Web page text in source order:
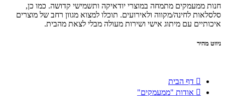
חנות ממעמקים מתמחה במוצרי יודאיקה ותשמישי קדושה. כמו כן,
סלסלאות לחינה/מקווה ולאירועים. תוכלו למצוא מגוון רחב של מוצרים
איכותיים עם מיתוג אישי ושירות מעולה מבלי לצאת מהבית.
ניווט מהיר
דף הבית
אודות "ממעמקים"